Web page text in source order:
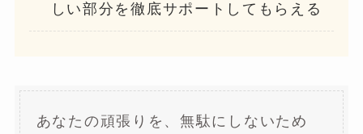
しい部分を徹底サポートしてもらえる
あなたの頑張りを、無駄にしないため